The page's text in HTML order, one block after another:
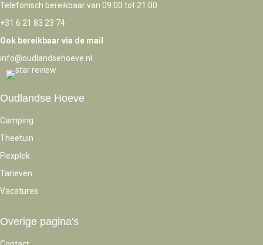
Telefonisch bereikbaar van 09:00 tot 21:00
+31 6 21 83 23 74
Ook bereikbaar via de mail
info@oudlandsehoeve.nl
Oudlandse Hoeve
Camping
Theetuin
Flexplek
Tarieven
Vacatures
Overige pagina's